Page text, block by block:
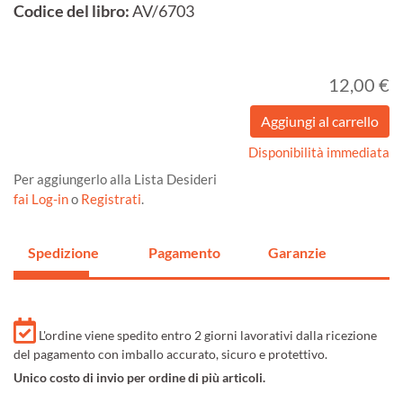
Codice del libro:AV/6703
12,00 €
Disponibilità immediata
Per aggiungerlo alla Lista Desideri
fai Log-ino Registrati.
Spedizione Pagamento Garanzie
L'ordine viene spedito entro 2 giorni lavorativi dalla ricezione
del pagamento con imballo accurato, sicuro e protettivo.
Unico costo di invio per ordine di più articoli.